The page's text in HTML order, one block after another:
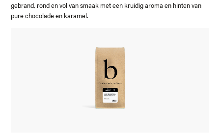
gebrand, rond en vol van smaak met een kruidig aroma en hinten van
pure chocolade en karamel.